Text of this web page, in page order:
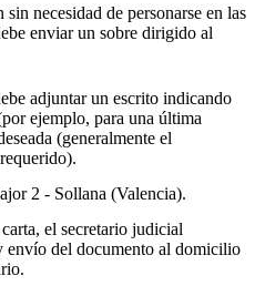
necesidad de personarse en las
enviar un sobre dirigido al
adjuntar un escrito indicando
ejemplo, para una última
(generalmente el
2 - Sollana (Valencia).
el secretario judicial
envío del documento al domicilio